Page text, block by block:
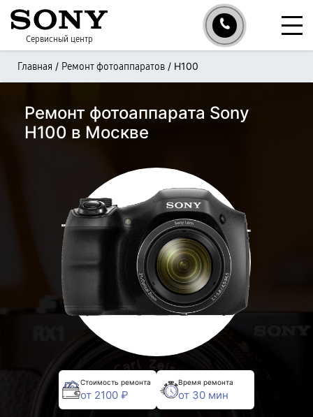
Сервисный центр
Главная / Ремонт фотоаппаратов / H100
Ремонт фотоаппарата Sony
H100 в Москве
Стоимость ремонта
от 2100 ₽
Время ремонта
от 30 мин